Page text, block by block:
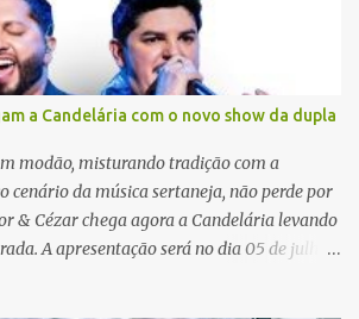
a Candelária com o novo show da dupla
modão, misturando tradição com a
cenário da música sertaneja, não perde por
& Cézar chega agora a Candelária levando
A apresentação será no dia 05 de julho